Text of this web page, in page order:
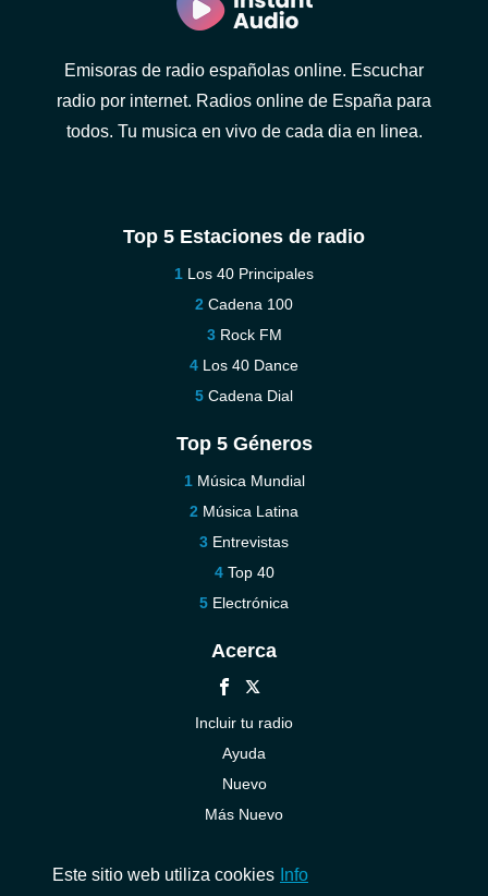
Emisoras de radio españolas online. Escuchar
radio por internet. Radios online de España para
todos. Tu musica en vivo de cada dia en linea.
Top 5 Estaciones de radio
Los 40 Principales
Cadena 100
Rock FM
Los 40 Dance
Cadena Dial
Top 5 Géneros
Música Mundial
Música Latina
Entrevistas
Top 40
Electrónica
Acerca
Incluir tu radio
Ayuda
Nuevo
Más Nuevo
Este sitio web utiliza cookies Info